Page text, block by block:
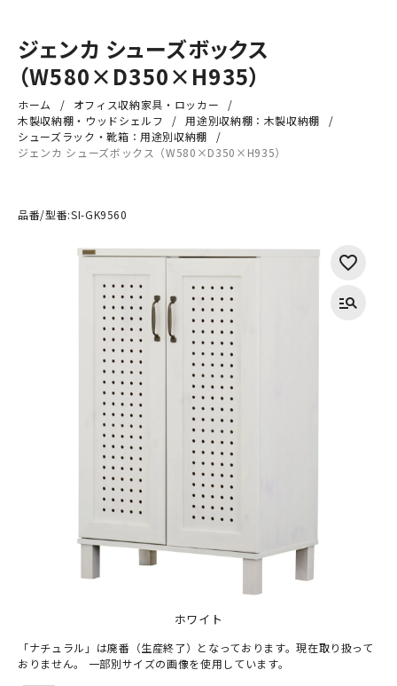
ジェンカ シューズボックス
（W580×D350×H935）
ホーム
オフィス収納家具・ロッカー
木製収納棚・ウッドシェルフ
用途別収納棚：木製収納棚
シューズラック・靴箱：用途別収納棚
ジェンカ シューズボックス（W580×D350×H935）
品番/型番:SI-GK9560
ホワイト
「ナチュラル」は廃番（生産終了）となっております。現在取り扱って
おりません。 一部別サイズの画像を使用しています。